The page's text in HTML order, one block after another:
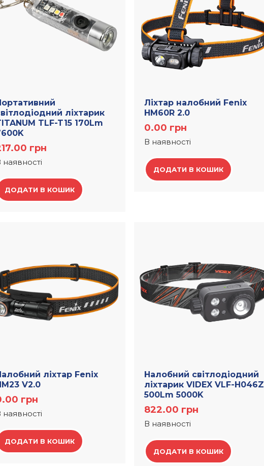
ліхтарик
TLF-T15 170Lm
грн
наявності
ДОДАТИ В КОШИК
Ліхтар налобний Fenix
HM60R 2.0
0.00 грн
В наявності
ДОДАТИ В КОШИК
ліхтар Fenix
V2.0
грн
наявності
ДОДАТИ В КОШИК
Налобний світлодіодний
ліхтарик VIDEX VLF-H046Z
500Lm 5000K
822.00 грн
В наявності
ДОДАТИ В КОШИК